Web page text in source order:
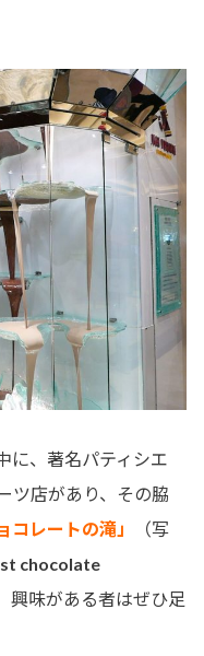
に、著名パティシエ
ツ店があり、その脇
コレートの滝」
（写
chocolate
興味がある者はぜひ足